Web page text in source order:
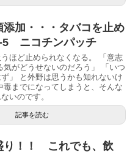
添加・・・タバコを止め
5 ニコチンパッチ
ほど止められなくなる。 「意志
気がどうせないのだろう」 「いつ
」 と外野は思うかも知れないけ
毒までになってしまうと、そんな
いのです。
記事を読む
り！！ これでも、飲